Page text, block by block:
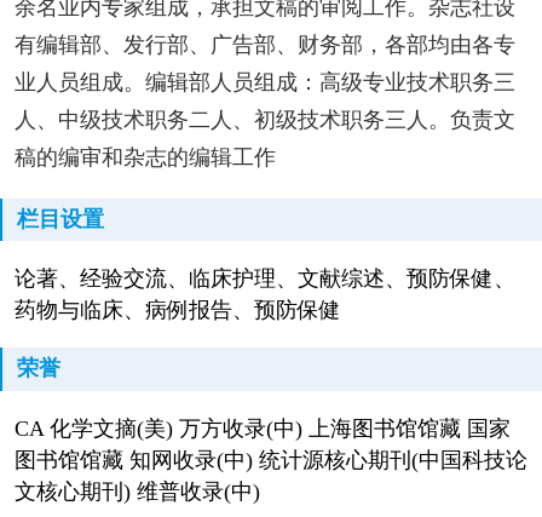
余名业内专家组成，承担文稿的审阅工作。杂志社设
有编辑部、发行部、广告部、财务部，各部均由各专
业人员组成。编辑部人员组成：高级专业技术职务三
人、中级技术职务二人、初级技术职务三人。负责文
稿的编审和杂志的编辑工作
栏目设置
论著、经验交流、临床护理、文献综述、预防保健、
药物与临床、病例报告、预防保健
荣誉
CA 化学文摘(美) 万方收录(中) 上海图书馆馆藏 国家
图书馆馆藏 知网收录(中) 统计源核心期刊(中国科技论
文核心期刊) 维普收录(中)